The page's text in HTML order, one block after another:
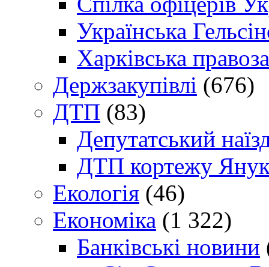
Українська
Харківська
Держзакупівлі (676)
ДТП (83)
Депутатський
ДТП кортежу
Екологія (46)
Економіка (1 322)
Банківські новини